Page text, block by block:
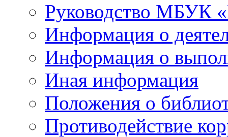
Руководство МБУК
Информация о
Информация о
Иная информация
Положения о
Противодействие